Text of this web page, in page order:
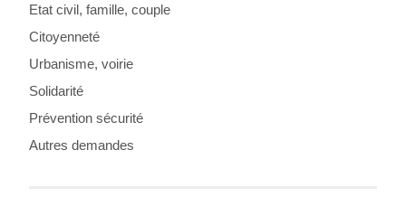
Etat civil, famille, couple
Citoyenneté
Urbanisme, voirie
Solidarité
Prévention sécurité
Autres demandes